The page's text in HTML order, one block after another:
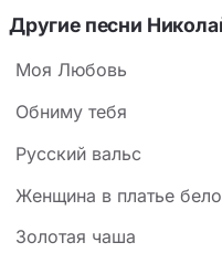
Другие песни
Моя Любовь
Обниму тебя
Русский вальс
Женщина в платье
Золотая чаша